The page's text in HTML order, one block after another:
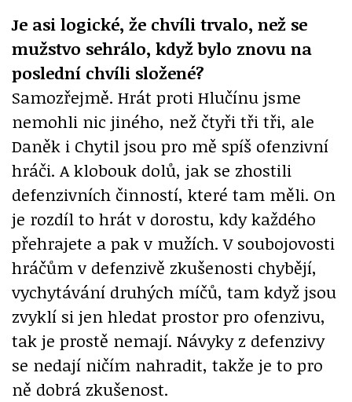
Je asi logické, že chvíli trvalo, než se
mužstvo sehrálo, když bylo znovu na
poslední chvíli složené?
Samozřejmě. Hrát proti Hlučínu jsme
nemohli nic jiného, než čtyři tři tři, ale
Daněk i Chytil jsou pro mě spíš ofenzivní
hráči. A klobouk dolů, jak se zhostili
defenzivních činností, které tam měli. On
je rozdíl to hrát v dorostu, kdy každého
přehrajete a pak v mužích. V soubojovosti
hráčům v defenzivě zkušenosti chybějí,
vychytávání druhých míčů, tam když jsou
zvyklí si jen hledat prostor pro ofenzivu,
tak je prostě nemají. Návyky z defenzivy
se nedají ničím nahradit, takže je to pro
ně dobrá zkušenost.